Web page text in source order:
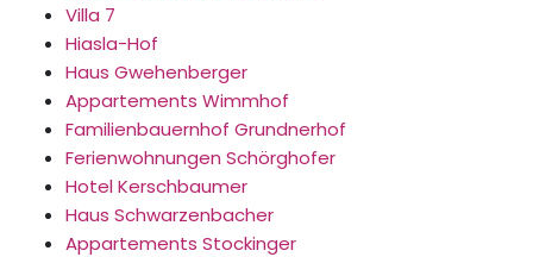
Villa 7
Hiasla-Hof
Haus Gwehenberger
Appartements Wimmhof
Familienbauernhof Grundnerhof
Ferienwohnungen Schörghofer
Hotel Kerschbaumer
Haus Schwarzenbacher
Appartements Stockinger